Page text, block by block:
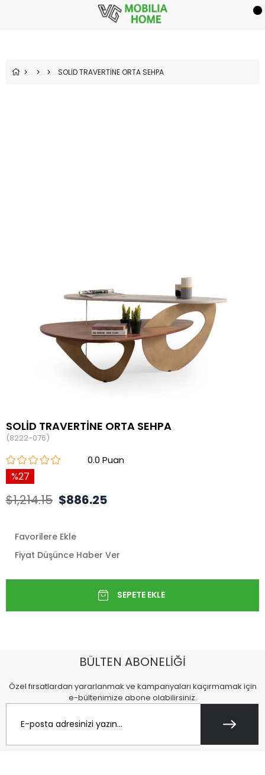
SOLİD TRAVERTİNE ORTA SEHPA
SOLİD TRAVERTİNE ORTA SEHPA
(8222-076)
0.0
27
$1,214.15 $886.25
Favorilere Ekle
Fiyat Düşünce Haber Ver
BÜLTEN ABONELİĞİ
Özel fırsatlardan yararlanmak ve kampanyaları kaçırmamak için
e-bültenimize abone olabilirsiniz.